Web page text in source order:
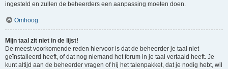
ingesteld en zullen de beheerders een aanpassing moeten doen.
Omhoog
Mijn taal zit niet in de lijst!
De meest voorkomende reden hiervoor is dat de beheerder je taal niet
geïnstalleerd heeft, of dat nog niemand het forum in je taal vertaald heeft. Je
kunt altijd aan de beheerder vragen of hij het talenpakket, dat je nodig hebt, wil